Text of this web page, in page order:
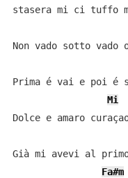
stasera mi ci tuffo
Non vado sotto vado
Prima é vai e poi é
Mi
Dolce e amaro
Già mi avevi al
Fa#m